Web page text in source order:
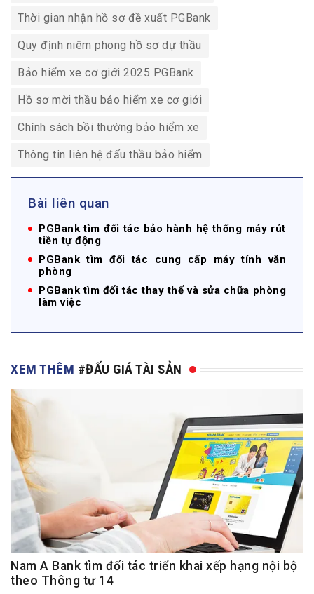
Thời gian nhận hồ sơ đề xuất PGBank
Quy định niêm phong hồ sơ dự thầu
Bảo hiểm xe cơ giới 2025 PGBank
Hồ sơ mời thầu bảo hiểm xe cơ giới
Chính sách bồi thường bảo hiểm xe
Thông tin liên hệ đấu thầu bảo hiểm
Bài liên quan
PGBank tìm đối tác bảo hành hệ thống máy rút
tiền tự động
PGBank tìm đối tác cung cấp máy tính văn
phòng
PGBank tìm đối tác thay thế và sửa chữa phòng
làm việc
XEM THÊM #ĐẤU GIÁ TÀI SẢN
Nam A Bank tìm đối tác triển khai xếp hạng nội bộ
theo Thông tư 14